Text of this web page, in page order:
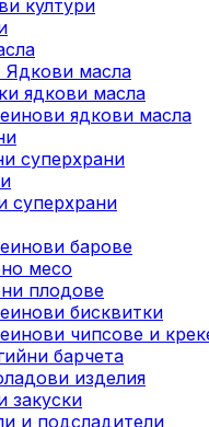
култури
Ядкови масла
ядкови масла
ядкови масла
суперхрани
суперхрани
бaрове
месо
плодове
бисквитки
чипсове и
барчета
изделия
закуски
и подсладители